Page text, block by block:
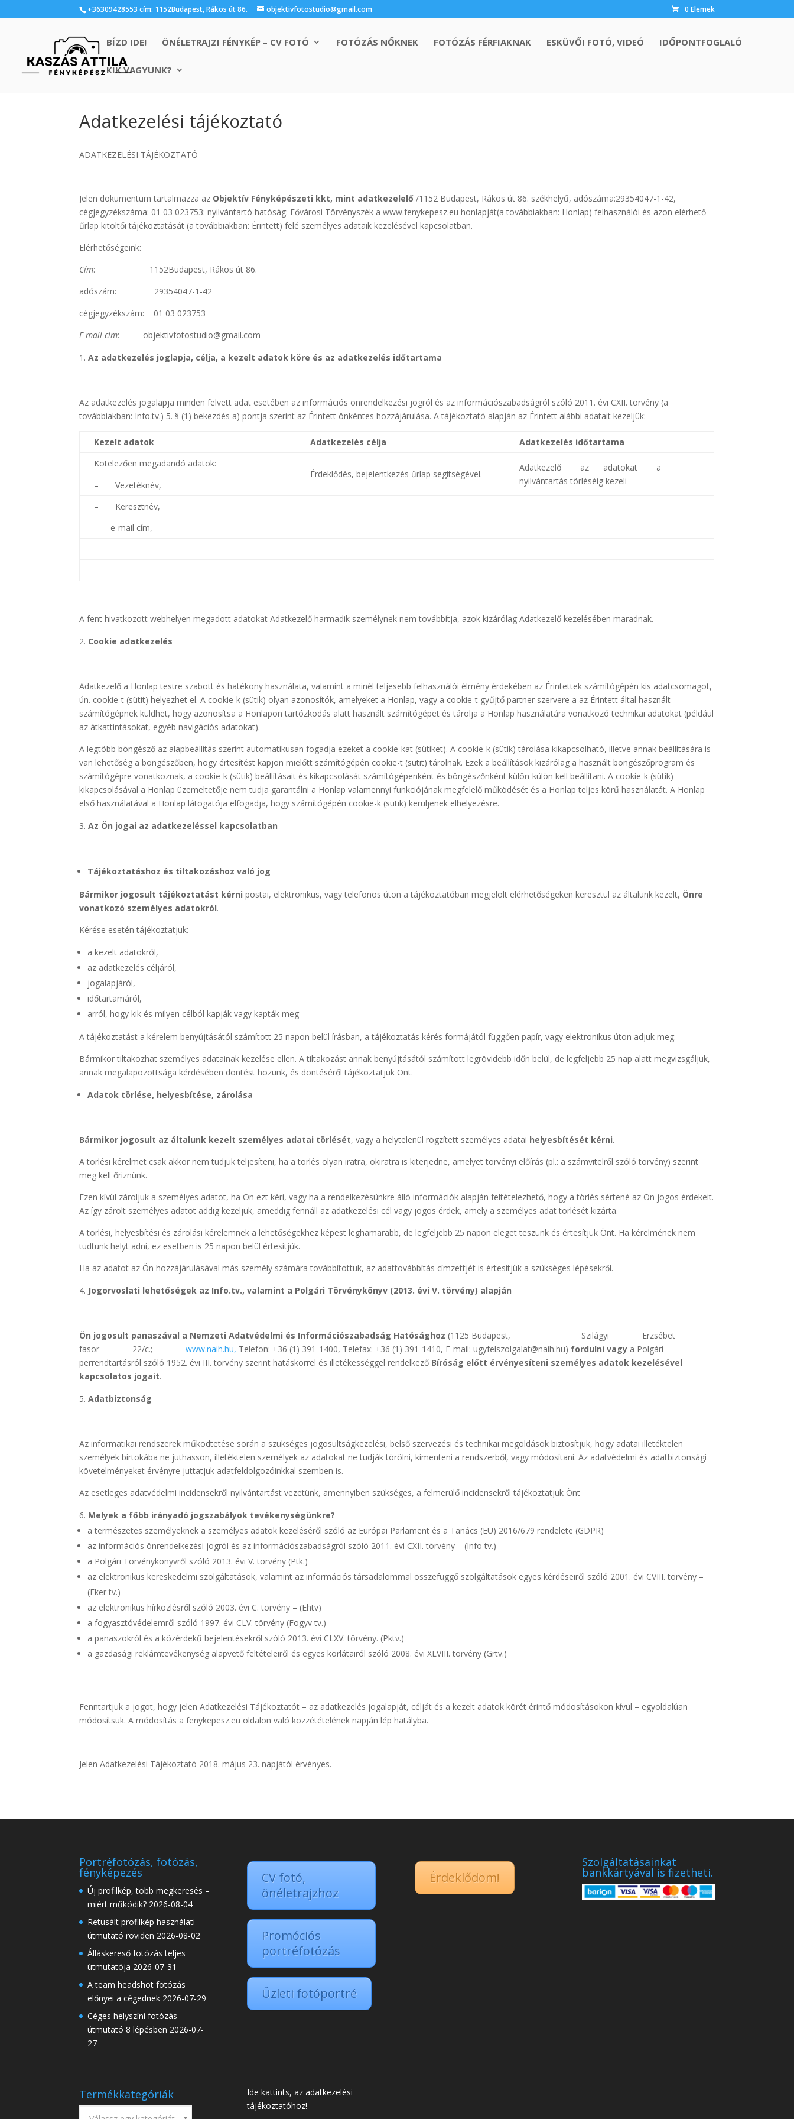
+36309428553 cím: 1152Budapest, Rákos út 86. objektivfotostudio@gmail.com 0 Elemek
BÍZD IDE! ÖNÉLETRAJZI FÉNYKÉP – CV FOTÓ FOTÓZÁS NŐKNEK FOTÓZÁS FÉRFIAKNAK ESKÜVŐI FOTÓ, VIDEÓ IDŐPONTFOGLALÓ
KIK VAGYUNK?
Adatkezelési tájékoztató
ADATKEZELÉSI TÁJÉKOZTATÓ
Jelen dokumentum tartalmazza az Objektív Fényképészeti kkt, mint adatkezelelő /1152 Budapest, Rákos út 86. székhelyű, adószáma:29354047-1-42,
cégjegyzékszáma: 01 03 023753: nyilvántartó hatóság: Fővárosi Törvényszék a www.fenykepesz.eu honlapját(a továbbiakban: Honlap) felhasználói és azon elérhető
űrlap kitöltői tájékoztatását (a továbbiakban: Érintett) felé személyes adataik kezelésével kapcsolatban.
Elérhetőségeink:
Cím: 1152Budapest, Rákos út 86.
adószám: 29354047-1-42
cégjegyzékszám: 01 03 023753
E-mail cím: objektivfotostudio@gmail.com
Az adatkezelés joglapja, célja, a kezelt adatok köre és az adatkezelés időtartama
Az adatkezelés jogalapja minden felvett adat esetében az információs önrendelkezési jogról és az információszabadságról szóló 2011. évi CXII. törvény (a
továbbiakban: Info.tv.) 5. § (1) bekezdés a) pontja szerint az Érintett önkéntes hozzájárulása. A tájékoztató alapján az Érintett alábbi adatait kezeljük:
Kezelt adatok Adatkezelés célja
Adatkezelés időtartama
Kötelezően megadandó adatok:
– Vezetéknév,
Érdeklődés, bejelentkezés űrlap segítségével.
Adatkezelő az adatokat a
nyilvántartás törléséig kezeli
– Keresztnév,
– e-mail cím,
A fent hivatkozott webhelyen megadott adatokat Adatkezelő harmadik személynek nem továbbítja, azok kizárólag Adatkezelő kezelésében maradnak.
Cookie adatkezelés
Adatkezelő a Honlap testre szabott és hatékony használata, valamint a minél teljesebb felhasználói élmény érdekében az Érintettek számítógépén kis adatcsomagot,
ún. cookie-t (sütit) helyezhet el. A cookie-k (sütik) olyan azonosítók, amelyeket a Honlap, vagy a cookie-t gyűjtő partner szervere a az Érintett által használt
számítógépnek küldhet, hogy azonosítsa a Honlapon tartózkodás alatt használt számítógépet és tárolja a Honlap használatára vonatkozó technikai adatokat (például
az átkattintásokat, egyéb navigációs adatokat).
A legtöbb böngésző az alapbeállítás szerint automatikusan fogadja ezeket a cookie-kat (sütiket). A cookie-k (sütik) tárolása kikapcsolható, illetve annak beállítására is
van lehetőség a böngészőben, hogy értesítést kapjon mielőtt számítógépén cookie-t (sütit) tárolnak. Ezek a beállítások kizárólag a használt böngészőprogram és
számítógépre vonatkoznak, a cookie-k (sütik) beállításait és kikapcsolását számítógépenként és böngészőnként külön-külön kell beállítani. A cookie-k (sütik)
kikapcsolásával a Honlap üzemeltetője nem tudja garantálni a Honlap valamennyi funkciójának megfelelő működését és a Honlap teljes körű használatát. A Honlap
első használatával a Honlap látogatója elfogadja, hogy számítógépén cookie-k (sütik) kerüljenek elhelyezésre.
Az Ön jogai az adatkezeléssel kapcsolatban
Tájékoztatáshoz és tiltakozáshoz való jog
Bármikor jogosult tájékoztatást kérnipostai, elektronikus, vagy telefonos úton a tájékoztatóban megjelölt elérhetőségeken keresztül az általunk kezelt, Önre
vonatkozó személyes adatokról.
Kérése esetén tájékoztatjuk:
a kezelt adatokról,
az adatkezelés céljáról,
jogalapjáról,
időtartamáról,
arról, hogy kik és milyen célból kapják vagy kapták meg
A tájékoztatást a kérelem benyújtásától számított 25 napon belül írásban, a tájékoztatás kérés formájától függően papír, vagy elektronikus úton adjuk meg.
Bármikor tiltakozhat személyes adatainak kezelése ellen. A tiltakozást annak benyújtásától számított legrövidebb időn belül, de legfeljebb 25 nap alatt megvizsgáljuk,
annak megalapozottsága kérdésében döntést hozunk, és döntéséről tájékoztatjuk Önt.
Adatok törlése, helyesbítése, zárolása
Bármikor jogosult az általunk kezelt személyes adatai törlését, vagy a helytelenül rögzített személyes adatai helyesbítését kérni.
A törlési kérelmet csak akkor nem tudjuk teljesíteni, ha a törlés olyan iratra, okiratra is kiterjedne, amelyet törvényi előírás (pl.: a számvitelről szóló törvény) szerint
meg kell őriznünk.
Ezen kívül zároljuk a személyes adatot, ha Ön ezt kéri, vagy ha a rendelkezésünkre álló információk alapján feltételezhető, hogy a törlés sértené az Ön jogos érdekeit.
Az így zárolt személyes adatot addig kezeljük, ameddig fennáll az adatkezelési cél vagy jogos érdek, amely a személyes adat törlését kizárta.
A törlési, helyesbítési és zárolási kérelemnek a lehetőségekhez képest leghamarabb, de legfeljebb 25 napon eleget teszünk és értesítjük Önt. Ha kérelmének nem
tudtunk helyt adni, ez esetben is 25 napon belül értesítjük.
Ha az adatot az Ön hozzájárulásával más személy számára továbbítottuk, az adattovábbítás címzettjét is értesítjük a szükséges lépésekről.
Jogorvoslati lehetőségek az Info.tv., valamint a Polgári Törvénykönyv (2013. évi V. törvény) alapján
Ön jogosult panaszával a Nemzeti Adatvédelmi és Információszabadság Hatósághoz (1125 Budapest, Szilágyi Erzsébet
fasor 22/c.;www.naih.hu, Telefon: +36 (1) 391-1400, Telefax: +36 (1) 391-1410, E-mail:ugyfelszolgalat@naih.hu) fordulni vagy a Polgári
perrendtartásról szóló 1952. évi III. törvény szerint hatáskörrel és illetékességgel rendelkező Bíróság előtt érvényesíteni személyes adatok kezelésével
kapcsolatos jogait.
Adatbiztonság
Az informatikai rendszerek működtetése során a szükséges jogosultságkezelési, belső szervezési és technikai megoldások biztosítjuk, hogy adatai illetéktelen
személyek birtokába ne juthasson, illetéktelen személyek az adatokat ne tudják törölni, kimenteni a rendszerből, vagy módosítani. Az adatvédelmi és adatbiztonsági
követelményeket érvényre juttatjuk adatfeldolgozóinkkal szemben is.
Az esetleges adatvédelmi incidensekről nyilvántartást vezetünk, amennyiben szükséges, a felmerülő incidensekről tájékoztatjuk Önt
Melyek a főbb irányadó jogszabályok tevékenységünkre?
a természetes személyeknek a személyes adatok kezeléséről szóló az Európai Parlament és a Tanács (EU) 2016/679 rendelete (GDPR)
az információs önrendelkezési jogról és az információszabadságról szóló 2011. évi CXII. törvény – (Info tv.)
a Polgári Törvénykönyvről szóló 2013. évi V. törvény (Ptk.)
az elektronikus kereskedelmi szolgáltatások, valamint az információs társadalommal összefüggő szolgáltatások egyes kérdéseiről szóló 2001. évi CVIII. törvény –
(Eker tv.)
az elektronikus hírközlésről szóló 2003. évi C. törvény – (Ehtv)
a fogyasztóvédelemről szóló 1997. évi CLV. törvény (Fogyv tv.)
a panaszokról és a közérdekű bejelentésekről szóló 2013. évi CLXV. törvény. (Pktv.)
a gazdasági reklámtevékenység alapvető feltételeiről és egyes korlátairól szóló 2008. évi XLVIII. törvény (Grtv.)
Fenntartjuk a jogot, hogy jelen Adatkezelési Tájékoztatót – az adatkezelés jogalapját, célját és a kezelt adatok körét érintő módosításokon kívül – egyoldalúan
módosítsuk. A módosítás a fenykepesz.eu oldalon való közzétételének napján lép hatályba.
Jelen Adatkezelési Tájékoztató 2018. május 23. napjától érvényes.
Portréfotózás, fotózás,
fényképezés
Új profilkép, több megkeresés –
miért működik? 2026-08-04
Retusált profilkép használati
útmutató röviden 2026-08-02
Álláskereső fotózás teljes
útmutatója 2026-07-31
A team headshot fotózás
előnyei a cégednek 2026-07-29
Céges helyszíni fotózás
útmutató 8 lépésben 2026-07-
27
Termékkategóriák
CV fotó,
önéletrajzhoz
Promóciós
portréfotózás
Üzleti fotóportré
Ide kattints, az adatkezelési
tájékoztatóhoz!
Érdeklődöm!
Szolgáltatásainkat
bankkártyával is fizetheti.